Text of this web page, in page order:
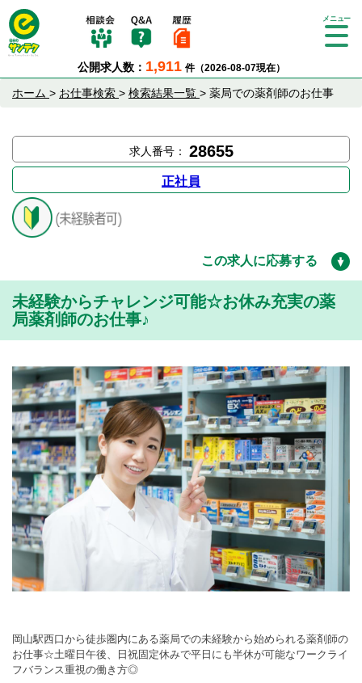
公開求人数： 1,911 件（2026-08-07現在）
Tog
igat
ion
ホーム > お仕事検索 > 検索結果一覧 > 薬局での薬剤師のお仕事
求人番号： 28655
正社員
この求人に応募する
未経験からチャレンジ可能☆お休み充実の薬
局薬剤師のお仕事♪
岡山駅西口から徒歩圏内にある薬局での未経験から始められる薬剤師の
お仕事☆土曜日午後、日祝固定休みで平日にも半休が可能なワークライ
フバランス重視の働き方◎